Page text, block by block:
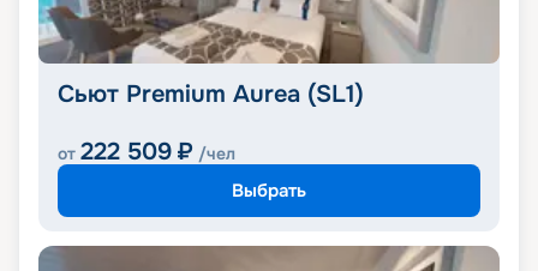
Сьют Premium Aurea (SL1)
от 222 509 ₽ /чел
Выбрать